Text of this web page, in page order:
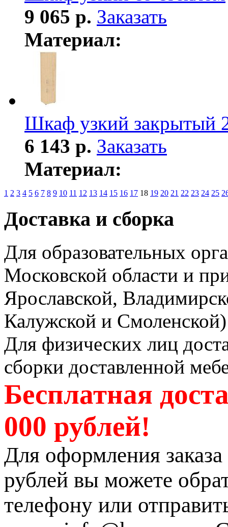
9 065 р. Заказать
Материал:
Шкаф узкий закрытый
6 143 р. Заказать
Материал:
1 2 3 4 5 6 7 8 9 10 11 12 13 14 15 16 17 18 19 20 21 22 23 24 25
Доставка и сборка
Для образовательных
Московской области и
Ярославской,
Калужской и Смоленской)
Для физических лиц
сборки доставленной
Бесплатная
000 рублей!
Для оформления
рублей вы можете
телефону или